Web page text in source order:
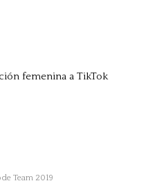
femenina a TikTok
Team 2019